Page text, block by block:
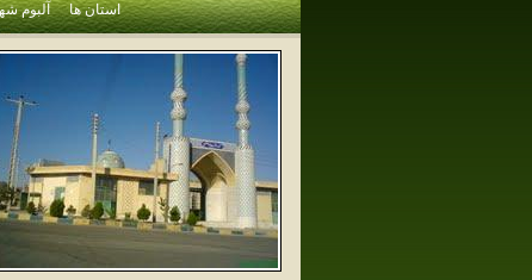
استان ها آلبوم